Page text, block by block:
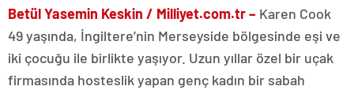
Betül Yasemin Keskin / Milliyet.com.tr – Karen Cook
49 yaşında, İngiltere’nin Merseyside bölgesinde eşi ve
iki çocuğu ile birlikte yaşıyor. Uzun yıllar özel bir uçak
firmasında hosteslik yapan genç kadın bir sabah